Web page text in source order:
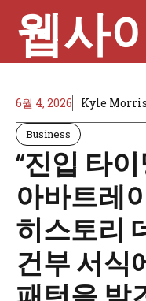
content
웹사
6월 4, 2026 Kyle Morris
Business
“진입 타
아바트레
히스토리
건부 서식